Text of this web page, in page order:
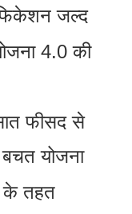
जल्‍द
4.0 की
फीसद से
बचत योजना
के तहत